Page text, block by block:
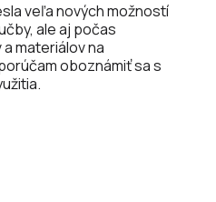
veľa nových možností
ale aj počas
materiálov na
oboznámiť sa s